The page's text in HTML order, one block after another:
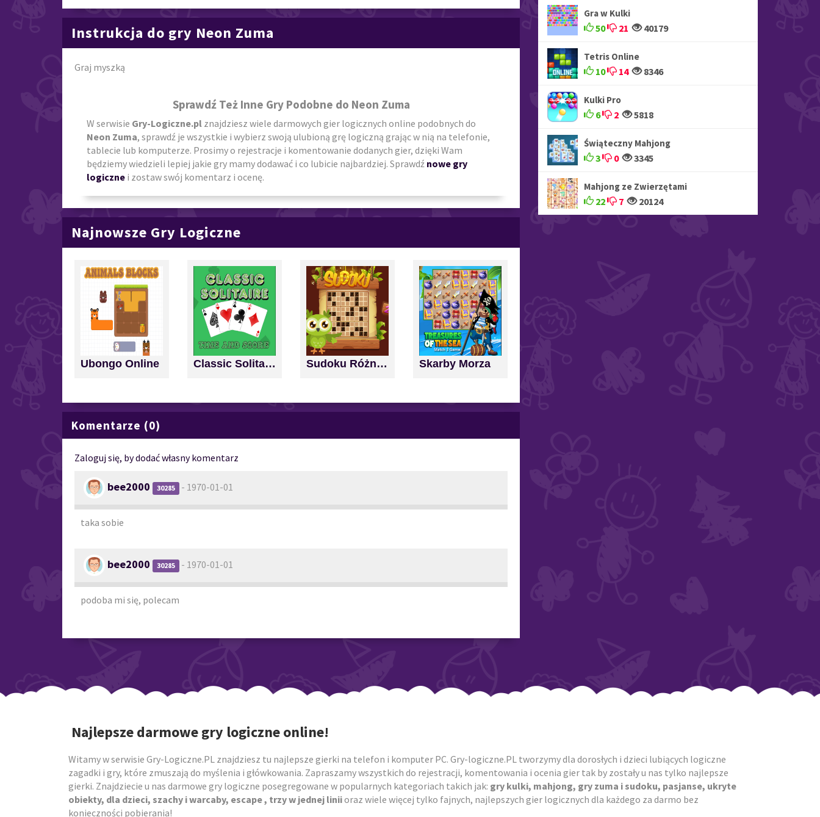
Gra w Kulki
50 21 40179
Tetris Online
10 14 8346
Kulki Pro
6 2 5818
Świąteczny Mahjong
3 0 3345
Mahjong ze Zwierzętami
22 7 20124
Instrukcja do gry Neon Zuma
Graj myszką
Sprawdź Też Inne Gry Podobne do Neon Zuma
W serwisie Gry-Logiczne.pl znajdziesz wiele darmowych gier logicznych online podobnych do
Neon Zuma, sprawdź je wszystkie i wybierz swoją ulubioną grę logiczną grając w nią na telefonie,
tablecie lub komputerze. Prosimy o rejestracje i komentowanie dodanych gier, dzięki Wam
będziemy wiedzieli lepiej jakie gry mamy dodawać i co lubicie najbardziej. Sprawdź nowe gry
logiczne i zostaw swój komentarz i ocenę.
Najnowsze Gry Logiczne
Ubongo Online Classic Solitaire: Time and Score Sudoku Różne Poziomy Skarby Morza
Komentarze (0)
Zaloguj się, by dodać własny komentarz
bee2000 30285 - 1970-01-01
taka sobie
bee2000 30285 - 1970-01-01
podoba mi się, polecam
Najlepsze darmowe gry logiczne online!
Witamy w serwisie Gry-Logiczne.PL znajdziesz tu najlepsze gierki na telefon i komputer PC. Gry-logiczne.PL tworzymy dla dorosłych i dzieci lubiących logiczne
zagadki i gry, które zmuszają do myślenia i główkowania. Zapraszamy wszystkich do rejestracji, komentowania i ocenia gier tak by zostały u nas tylko najlepsze
gierki. Znajdziecie u nas darmowe gry logiczne posegregowane w popularnych kategoriach takich jak: gry kulki, mahjong, gry zuma i sudoku, pasjanse, ukryte
obiekty, dla dzieci, szachy i warcaby, escape , trzy w jednej liniioraz wiele więcej tylko fajnych, najlepszych gier logicznych dla każdego za darmo bez
konieczności pobierania!